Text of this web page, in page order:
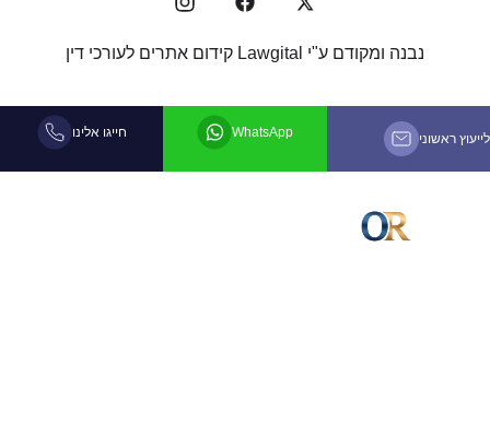
נבנה ומקודם ע"יLawgital קידום אתרים לעורכי דין
ראשוני WhatsApp חייגו אלינו